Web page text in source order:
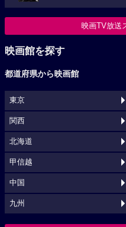
映画TV放送
映画館を探す
都道府県から映画館
東京
関西
北海道
甲信越
中国
九州